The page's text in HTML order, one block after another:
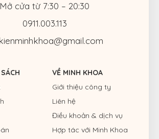
Mở cửa từ 7:30 – 20:30
0911.003.113
VỀ MINH KHOA
Giới thiệu công ty
Liên hệ
Điều khoản & dịch vụ
Hợp tác với Minh Khoa